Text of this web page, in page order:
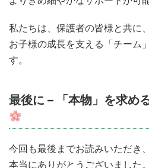
私たちは、保護者の皆様と共に、
お子様の成長を支える「チーム
す。
最後に – 「本物」を求め
今回も最後までお読みいただき、
本当にありがとうございました。